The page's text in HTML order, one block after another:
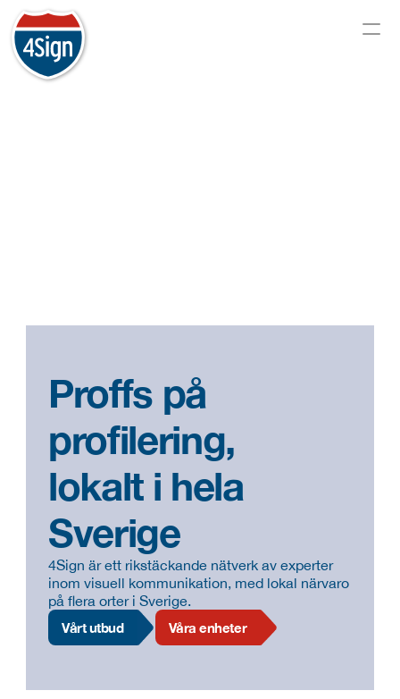
Proffs på
profilering,
lokalt i hela
Sverige
4Sign är ett rikstäckande nätverk av experter
inom visuell kommunikation, med lokal närvaro
på flera orter i Sverige.
Vårt utbud
Våra enheter